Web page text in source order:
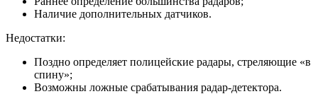
Наличие дополнительных датчиков.
Недостатки:
Поздно определяет полицейские радары, стреляющие «в
спину»;
Возможны ложные срабатывания радар-детектора.